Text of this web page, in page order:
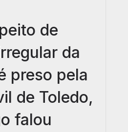
de
da
preso pela
de Toledo,
falou